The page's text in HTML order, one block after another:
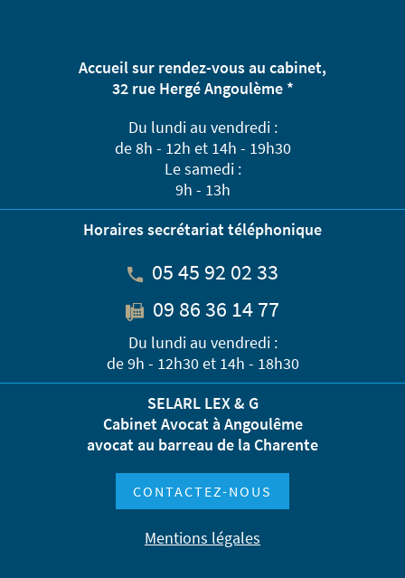
Accueil sur rendez-vous au cabinet,
32 rue Hergé Angoulème *
Du lundi au vendredi :
de 8h - 12h et 14h - 19h30
Le samedi :
9h - 13h
Horaires secrétariat téléphonique
05 45 92 02 33
09 86 36 14 77
Du lundi au vendredi :
de 9h - 12h30 et 14h - 18h30
SELARL LEX & G
Cabinet Avocat à Angoulême
avocat au barreau de la Charente
CONTACTEZ-NOUS
Mentions légales